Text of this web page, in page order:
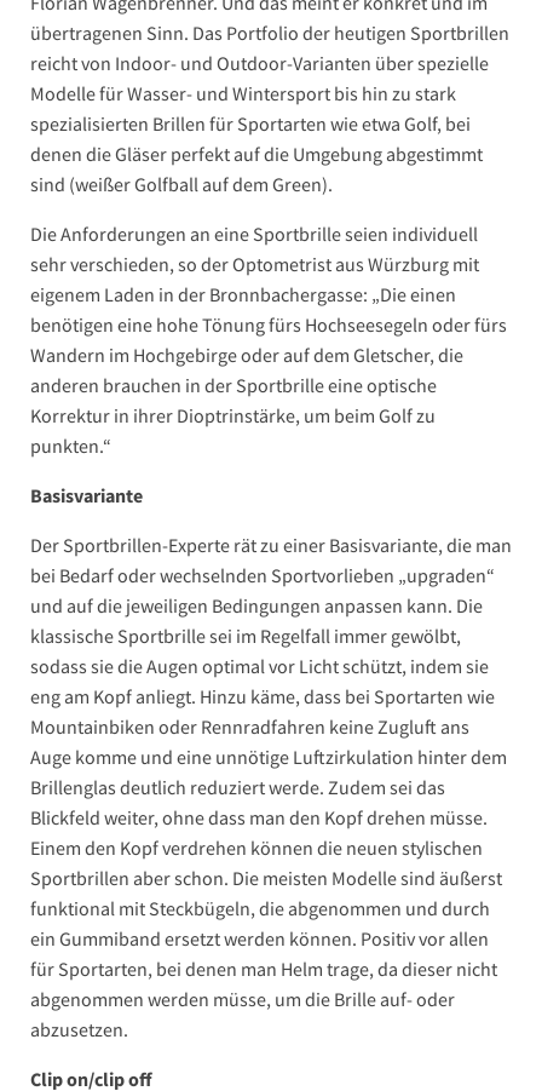
übertragenen Sinn. Das Portfolio der heutigen Sportbrillen
reicht von Indoor- und Outdoor-Varianten über spezielle
Modelle für Wasser- und Wintersport bis hin zu stark
spezialisierten Brillen für Sportarten wie etwa Golf, bei
denen die Gläser perfekt auf die Umgebung abgestimmt
sind (weißer Golfball auf dem Green).
Die Anforderungen an eine Sportbrille seien individuell
sehr verschieden, so der Optometrist aus Würzburg mit
eigenem Laden in der Bronnbachergasse: „Die einen
benötigen eine hohe Tönung fürs Hochseesegeln oder fürs
Wandern im Hochgebirge oder auf dem Gletscher, die
anderen brauchen in der Sportbrille eine optische
Korrektur in ihrer Dioptrinstärke, um beim Golf zu
punkten.“
Basisvariante
Der Sportbrillen-Experte rät zu einer Basisvariante, die man
bei Bedarf oder wechselnden Sportvorlieben „upgraden“
und auf die jeweiligen Bedingungen anpassen kann. Die
klassische Sportbrille sei im Regelfall immer gewölbt,
sodass sie die Augen optimal vor Licht schützt, indem sie
eng am Kopf anliegt. Hinzu käme, dass bei Sportarten wie
Mountainbiken oder Rennradfahren keine Zugluft ans
Auge komme und eine unnötige Luftzirkulation hinter dem
Brillenglas deutlich reduziert werde. Zudem sei das
Blickfeld weiter, ohne dass man den Kopf drehen müsse.
Einem den Kopf verdrehen können die neuen stylischen
Sportbrillen aber schon. Die meisten Modelle sind äußerst
funktional mit Steckbügeln, die abgenommen und durch
ein Gummiband ersetzt werden können. Positiv vor allen
für Sportarten, bei denen man Helm trage, da dieser nicht
abgenommen werden müsse, um die Brille auf- oder
abzusetzen.
Clip on/clip off